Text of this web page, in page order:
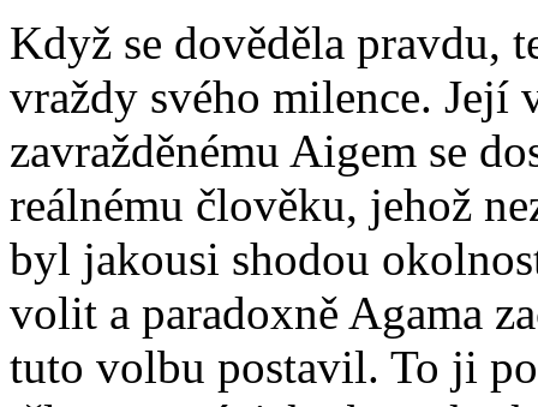
Když se dověděla pravdu,
vraždy svého milence. Její
zavražděnému Aigem se
reálnému člověku, jehož
byl jakousi shodou
volit a paradoxně Agama
tuto volbu postavil. To ji